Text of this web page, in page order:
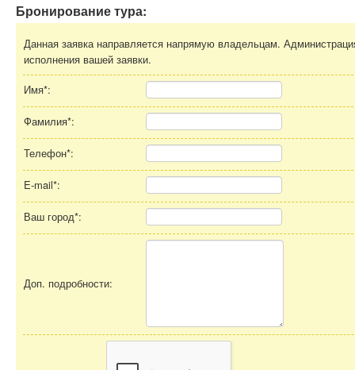
Бронирование тура:
Данная заявка направляется напрямую владельцам.
исполнения вашей заявки.
Имя*:
Фамилия*:
Телефон*:
E-mail*:
Ваш город*:
Доп. подробности: